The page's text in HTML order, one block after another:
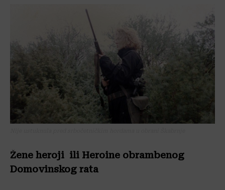
Žene heroji ili Heroine obrambenog
Domovinskog rata